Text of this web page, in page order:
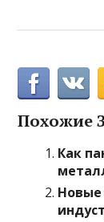
Похожие
Как
Новые